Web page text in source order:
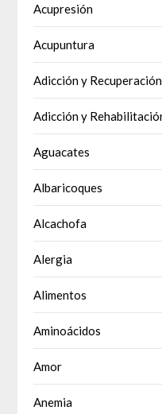
Acupresión
Acupuntura
Adicción y Recuperación
Adicción y
Aguacates
Albaricoques
Alcachofa
Alergia
Alimentos
Aminoácidos
Amor
Anemia